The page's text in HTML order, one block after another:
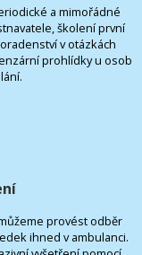
a mimořádné
školení první
v otázkách
prohlídky u osob
provést odběr
ihned v ambulanci.